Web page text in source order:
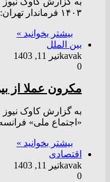
۱۴۰۳ فرماندار تهران: احمد قیومی معاون استاندار…
بیشتر بخوانید »
بین الملل
kavakتیر 11, 1403
0
مکرون عملا از
به گزارش کاوک
«اجتماع ملی»
بیشتر بخوانید »
اقتصادی
kavakتیر 11, 1403
0